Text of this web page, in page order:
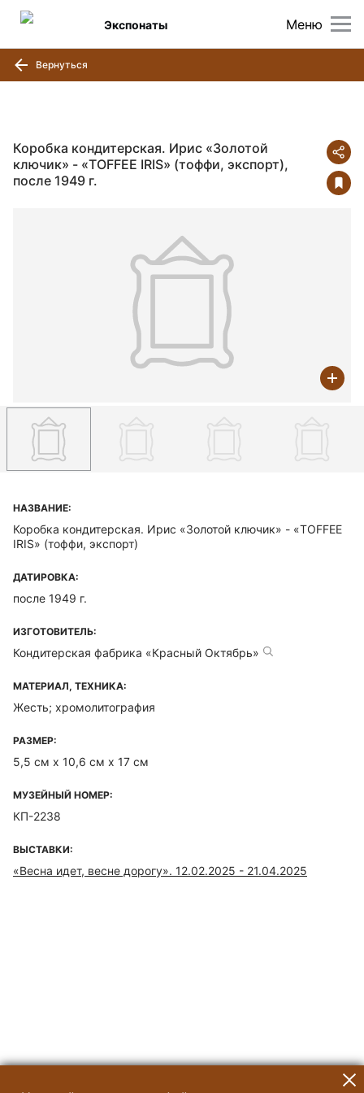
Меню
Экспонаты
Вернуться
Коробка кондитерская. Ирис «Золотой
ключик» - «TOFFEE IRIS» (тоффи, экспорт),
после 1949 г.
НАЗВАНИЕ:
Коробка кондитерская. Ирис «Золотой ключик» - «TOFFEE
IRIS» (тоффи, экспорт)
ДАТИРОВКА:
после 1949 г.
ИЗГОТОВИТЕЛЬ:
Кондитерская фабрика «Красный Октябрь»
МАТЕРИАЛ, ТЕХНИКА:
Жесть; хромолитография
РАЗМЕР:
5,5 см х 10,6 см х 17 см
МУЗЕЙНЫЙ НОМЕР:
КП-2238
ВЫСТАВКИ:
«Весна идет, весне дорогу». 12.02.2025 - 21.04.2025